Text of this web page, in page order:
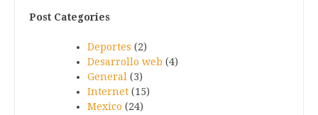
Post Categories
Deportes (2)
Desarrollo web (4)
General (3)
Internet (15)
Mexico (24)